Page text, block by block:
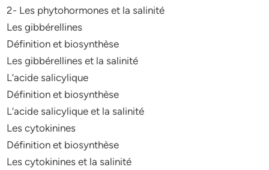
2- Les phytohormones et la salinité
Les gibbérellines
Définition et biosynthèse
Les gibbérellines et la salinité
L’acide salicylique
Définition et biosynthèse
L’acide salicylique et la salinité
Les cytokinines
Définition et biosynthèse
Les cytokinines et la salinité